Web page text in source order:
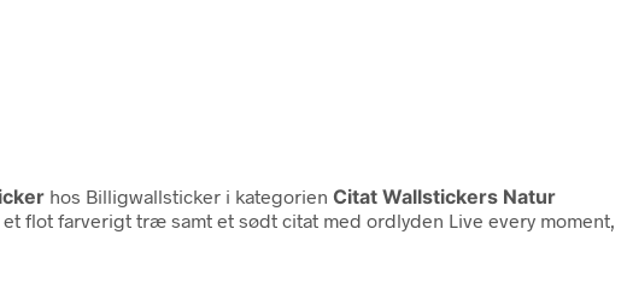
hos Billigwallsticker i kategorien Citat Wallstickers Natur
flot farverigt træ samt et sødt citat med ordlyden Live every moment,